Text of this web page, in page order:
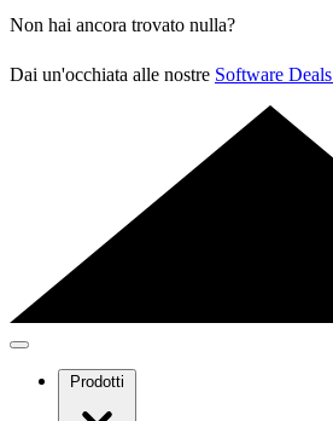
Non hai ancora trovato nulla?
Dai un'occhiata alle nostre Software Deals
Prodotti